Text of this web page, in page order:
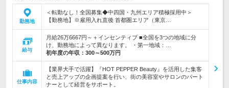
勤務地
＜転勤なし！全国募集◆中四国・九州エリア積極採用中＞
【勤務地】※雇用入れ直後 首都圏エリア（東京…
給与
月給26万6667円～＋インセンティブ ■全国を3つの地域に分
け、勤務地によって異なります。 ・第一地域：…
初年度の年収： 300～500万円
仕事内容
【業界大手で活躍】『HOT PEPPER Beauty』を活用した集客
と売上アップの企画提案を行い、街の美容室やサロンのパート
ナーとして経営をサポート。